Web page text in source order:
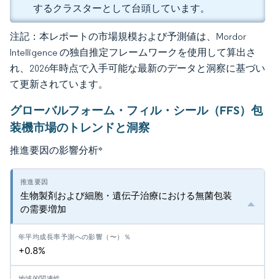
するクラスターとして台頭しています。
注記：本レポートの市場規模および予測値は、Mordor
Intelligence の独自推定フレームワークを使用して算出さ
れ、2026年時点で入手可能な最新のデータと洞察に基づい
て更新されています。
グローバルフォーム・フィル・シール（FFS）包
装機市場のトレンドと洞察
推進要因の影響分析*
生物製剤および細胞・遺伝子治療における無菌包装
の需要増加
+0.8%